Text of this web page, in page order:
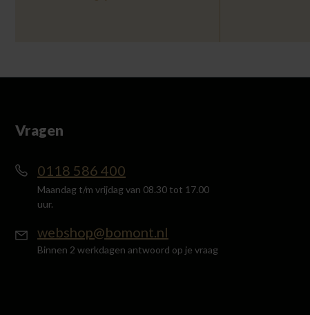
Vragen
0118 586 400
Maandag t/m vrijdag van 08.30 tot 17.00
uur.
webshop@bomont.nl
Binnen 2 werkdagen antwoord op je vraag